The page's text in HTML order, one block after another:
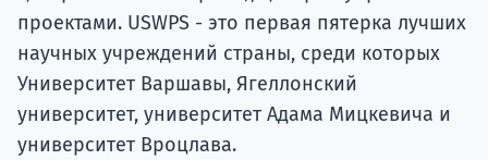
проектами. USWPS - это первая пятерка лучших
научных учреждений страны, среди которых
Университет Варшавы, Ягеллонский
университет, университет Адама Мицкевича и
университет Вроцлава.